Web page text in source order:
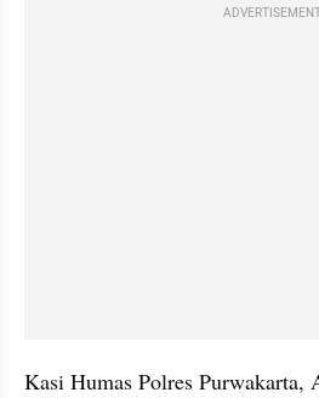
Kasi Humas Polres Purwakarta,